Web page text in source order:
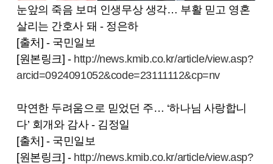
눈앞의 죽음 보며 인생무상 생각… 부활 믿고 영혼
살리는 간호사 돼 - 정은하
[출처] - 국민일보
[원본링크] - http://news.kmib.co.kr/article/view.asp?
arcid=0924091052&code=23111112&cp=nv
막연한 두려움으로 믿었던 주… ‘하나님 사랑합니
다’ 회개와 감사 - 김정일
[출처] - 국민일보
[원본링크] - http://news.kmib.co.kr/article/view.asp?